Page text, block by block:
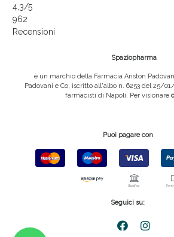
4,3/5
962
Recensioni
Spaziopharma
è un marchio della Farmacia Ariston
Padovani e Co, iscritto all'albo n. 6253 del 25/
farmacisti di Napoli. Per visionare
Puoi pagare con
Seguici su: